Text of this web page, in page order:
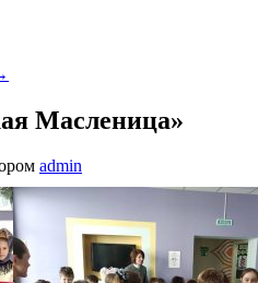
Масленица»
admin